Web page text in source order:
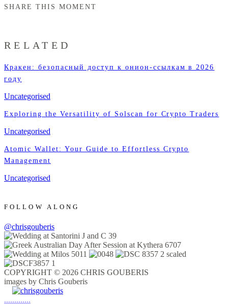
SHARE THIS MOMENT
RELATED
Кракен: безопасный доступ к онион-ссылкам в 2026
году
Uncategorised
Exploring the Versatility of Solscan for Crypto Traders
Uncategorised
Atomic Wallet: Your Guide to Effortless Crypto
Management
Uncategorised
FOLLOW ALONG
@chrisgouberis
COPYRIGHT © 2026 CHRIS GOUBERIS
images by Chris Gouberis
.............